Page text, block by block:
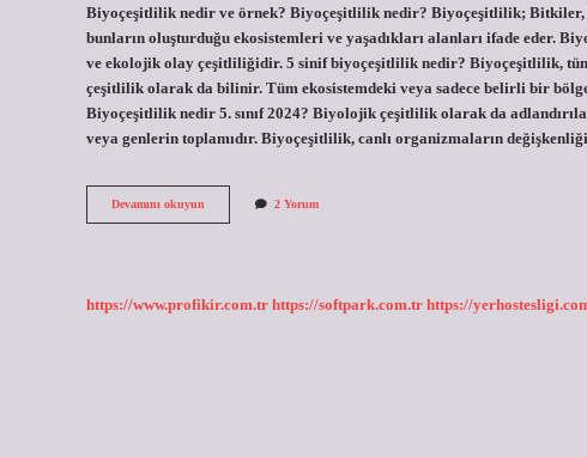
Biyoçeşitlilik nedir ve örnek? Biyoçeşitlilik nedir? Biyoçeşitlilik;
bunların oluşturduğu ekosistemleri ve yaşadıkları alanları ifade eder.
ve ekolojik olay çeşitliliğidir. 5 sinif biyoçeşitlilik nedir? Biyoçeşitlilik,
çeşitlilik olarak da bilinir. Tüm ekosistemdeki veya sadece belirli bir
Biyoçeşitlilik nedir 5. sınıf 2024? Biyolojik çeşitlilik olarak da
veya genlerin toplamıdır. Biyoçeşitlilik, canlı organizmaların
Devamını okuyun Biyoçeşitlilik
Nedir
2 Yorum
https://www.profikir.com.tr https://softpark.com.tr https://